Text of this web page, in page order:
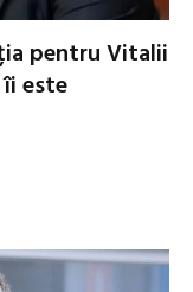
pentru Vitalii
este